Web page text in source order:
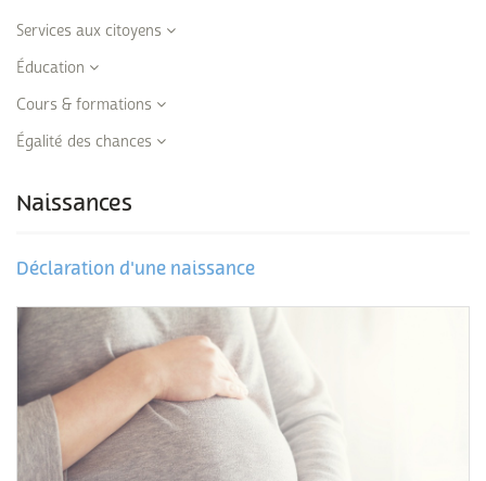
Services aux citoyens
Éducation
Cours & formations
Égalité des chances
Naissances
Déclaration d'une naissance